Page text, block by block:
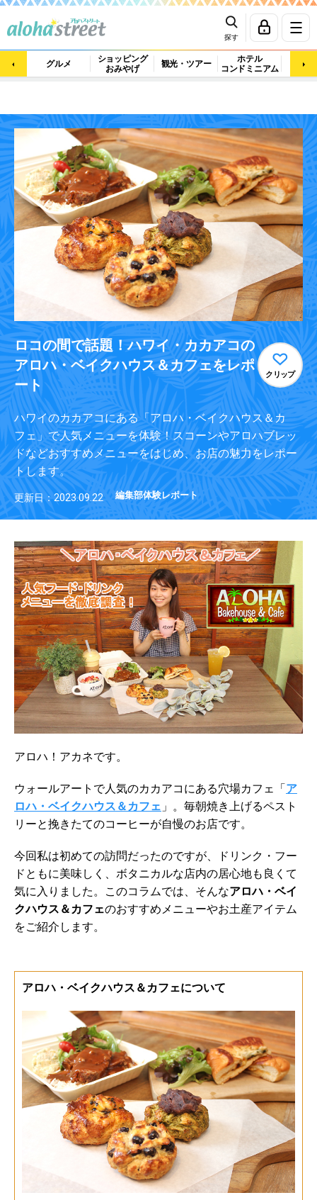
探す
グルメ
ショッピング
おみやげ
観光・ツアー
ホテル
コンドミニアム
マッ
ロコの間で話題！ハワイ・カカアコの
アロハ・ベイクハウス＆カフェをレポ
ート
クリップ
ハワイのカカアコにある「アロハ・ベイクハウス＆カ
フェ」で人気メニューを体験！スコーンやアロハブレッ
ドなどおすすめメニューをはじめ、お店の魅力をレポー
トします。
更新日：2023.09.22 編集部体験レポート
アロハ！アカネです。
ウォールアートで人気のカカアコにある穴場カフェ「ア
ロハ・ベイクハウス＆カフェ 」。毎朝焼き上げるペスト
リーと挽きたてのコーヒーが自慢のお店です。
今回私は初めての訪問だったのですが、ドリンク・フー
ドともに美味しく、ボタニカルな店内の居心地も良くて
気に入りました。このコラムでは、そんなアロハ・ベイ
クハウス＆カフェのおすすめメニューやお土産アイテム
をご紹介します。
アロハ・ベイクハウス＆カフェについて